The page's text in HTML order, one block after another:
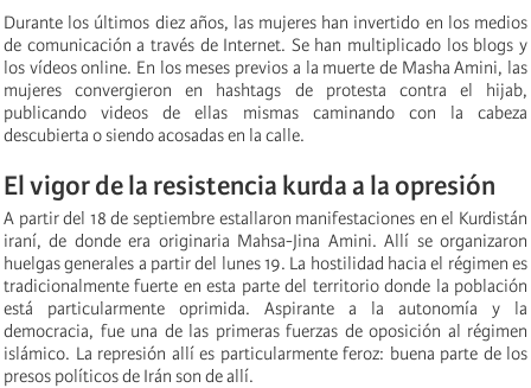
Durante los últimos diez años, las mujeres han invertido en los medios
de comunicación a través de Internet. Se han multiplicado los blogs y
los vídeos online. En los meses previos a la muerte de Masha Amini, las
mujeres convergieron en hashtags de protesta contra el hijab,
publicando videos de ellas mismas caminando con la cabeza
descubierta o siendo acosadas en la calle.
El vigor de la resistencia kurda a la opresión
A partir del 18 de septiembre estallaron manifestaciones en el Kurdistán
iraní, de donde era originaria Mahsa-Jina Amini. Allí se organizaron
huelgas generales a partir del lunes 19. La hostilidad hacia el régimen es
tradicionalmente fuerte en esta parte del territorio donde la población
está particularmente oprimida. Aspirante a la autonomía y la
democracia, fue una de las primeras fuerzas de oposición al régimen
islámico. La represión allí es particularmente feroz: buena parte de los
presos políticos de Irán son de allí.